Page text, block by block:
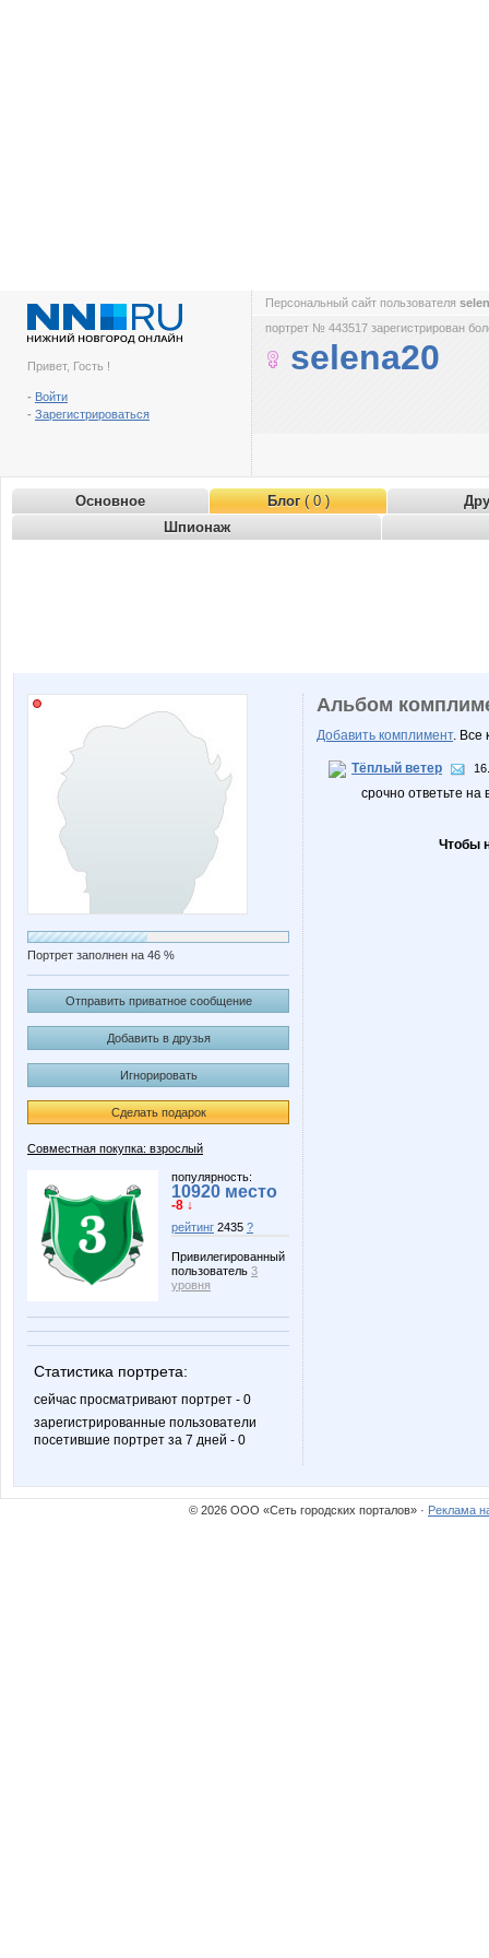
Привет, Гость !
- Войти
- Зарегистрироваться
Персональный сайт пользователя
портрет № 443517 зарегистрирован
selena20
Основное Блог( 0 )
Шпионаж
Портрет заполнен на 46 %
Отправить приватное сообщение
Добавить в друзья
Игнорировать
Сделать подарок
Совместная покупка: взрослый
популярность:
10920 место
-8 ↓
рейтинг 2435 ?
Привилегированный
пользователь 3
уровня
Статистика портрета:
сейчас просматривают портрет - 0
зарегистрированные пользователи
посетившие портрет за 7 дней - 0
Альбом
Добавить комплимент. Все
Тёплый ветер
срочно ответьте на
Чтобы
© 2026 ООО «Сеть городских порталов» · Реклама